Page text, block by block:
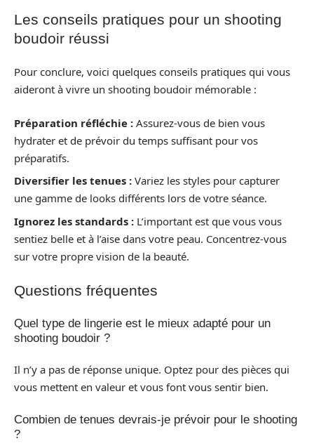
Les conseils pratiques pour un shooting
boudoir réussi
Pour conclure, voici quelques conseils pratiques qui vous
aideront à vivre un shooting boudoir mémorable :
Préparation réfléchie : Assurez-vous de bien vous
hydrater et de prévoir du temps suffisant pour vos
préparatifs.
Diversifier les tenues : Variez les styles pour capturer
une gamme de looks différents lors de votre séance.
Ignorez les standards : L’important est que vous vous
sentiez belle et à l’aise dans votre peau. Concentrez-vous
sur votre propre vision de la beauté.
Questions fréquentes
Quel type de lingerie est le mieux adapté pour un
shooting boudoir ?
Il n’y a pas de réponse unique. Optez pour des pièces qui
vous mettent en valeur et vous font vous sentir bien.
Combien de tenues devrais-je prévoir pour le shooting
?